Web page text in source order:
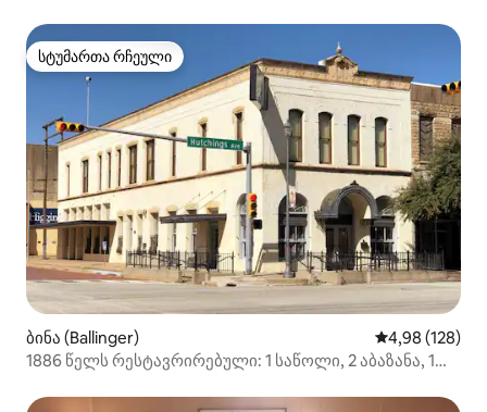
სტუმართა რჩეული
სტუმართა რჩეული
ბინა (Ballinger) საშუალო
4,98 (128)
1886 წელს რესტავრირებული: 1 საწოლი, 2 აბაზანა, 1